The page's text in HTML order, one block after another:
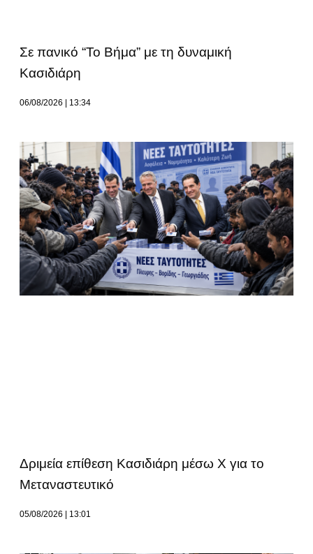
Σε πανικό “Το Βήμα” με τη δυναμική
Κασιδιάρη
06/08/2026 13:34
Δριμεία επίθεση Κασιδιάρη μέσω Χ για το
Μεταναστευτικό
05/08/2026 13:01